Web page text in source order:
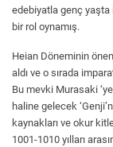
edebiyatla genç yaşta
bir rol oynamış.
Heian Döneminin
aldı ve o sırada
Bu mevki Murasaki
haline gelecek
kaynakları ve okur
1001-1010 yılları